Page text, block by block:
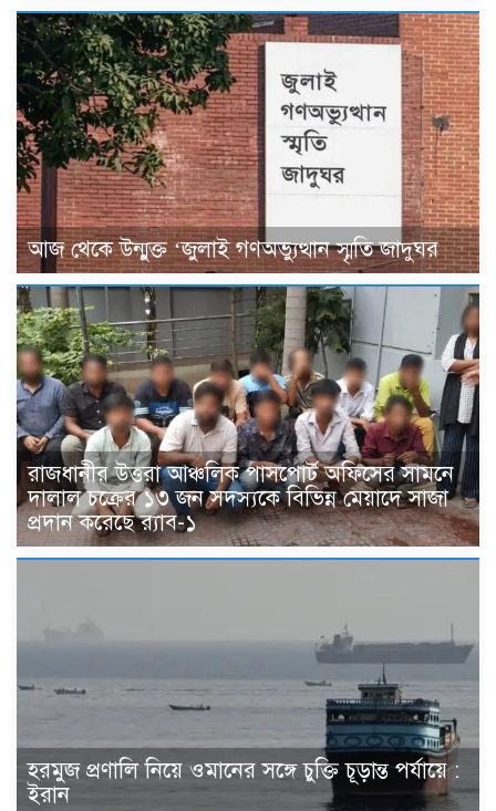
আজ থেকে উন্মুক্ত ‘জুলাই গণঅভ্যুত্থান স্মৃতি জাদুঘর
রাজধানীর উত্তরা আঞ্চলিক পাসপোর্ট অফিসের সামনে
দালাল চক্রের ১৩ জন সদস্যকে বিভিন্ন মেয়াদে সাজা
প্রদান করেছে র‌্যাব-১
হরমুজ প্রণালি নিয়ে ওমানের সঙ্গে চুক্তি চূড়ান্ত পর্যায়ে :
ইরান